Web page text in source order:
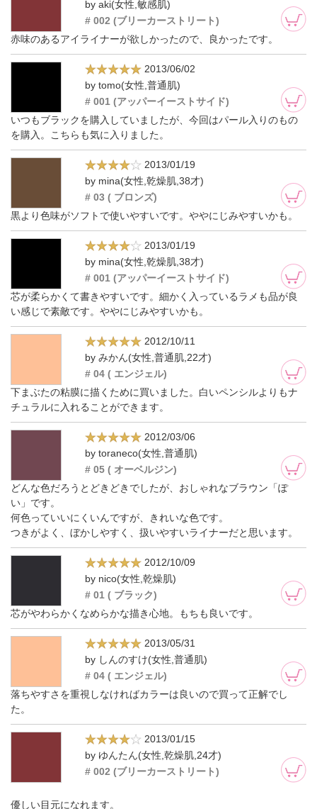
by aki(女性,敏感肌)
# 002 (ブリーカーストリート)
赤味のあるアイライナーが欲しかったので、良かったです。
2013/06/02
by tomo(女性,普通肌)
# 001 (アッパーイーストサイド)
いつもブラックを購入していましたが、今回はパール入りのもの
を購入。こちらも気に入りました。
2013/01/19
by mina(女性,乾燥肌,38才)
# 03 ( ブロンズ)
黒より色味がソフトで使いやすいです。ややにじみやすいかも。
2013/01/19
by mina(女性,乾燥肌,38才)
# 001 (アッパーイーストサイド)
芯が柔らかくて書きやすいです。細かく入っているラメも品が良
い感じで素敵です。ややにじみやすいかも。
2012/10/11
by みかん(女性,普通肌,22才)
# 04 ( エンジェル)
下まぶたの粘膜に描くために買いました。白いペンシルよりもナ
チュラルに入れることができます。
2012/03/06
by toraneco(女性,普通肌)
# 05 ( オーベルジン)
どんな色だろうとどきどきでしたが、おしゃれなブラウン「ぽ
い」です。
何色っていいにくいんですが、きれいな色です。
つきがよく、ぼかしやすく、扱いやすいライナーだと思います。
2012/10/09
by nico(女性,乾燥肌)
# 01 ( ブラック)
芯がやわらかくなめらかな描き心地。もちも良いです。
2013/05/31
by しんのすけ(女性,普通肌)
# 04 ( エンジェル)
落ちやすさを重視しなければカラーは良いので買って正解でし
た。
2013/01/15
by ゆんたん(女性,乾燥肌,24才)
# 002 (ブリーカーストリート)
優しい目元になれます。